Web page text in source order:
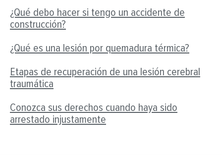
¿Qué debo hacer si tengo un accidente de
construcción?
¿Qué es una lesión por quemadura térmica?
Etapas de recuperación de una lesión cerebral
traumática
Conozca sus derechos cuando haya sido
arrestado injustamente